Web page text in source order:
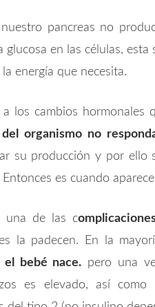
nuestro pancreas no
glucosa en las células,
energía que necesita.
los cambios hormonales
del organismo no
su producción y por ello
Entonces es cuando
una de las c
la padecen. En la
el bebé nace. pero una
es elevado, así